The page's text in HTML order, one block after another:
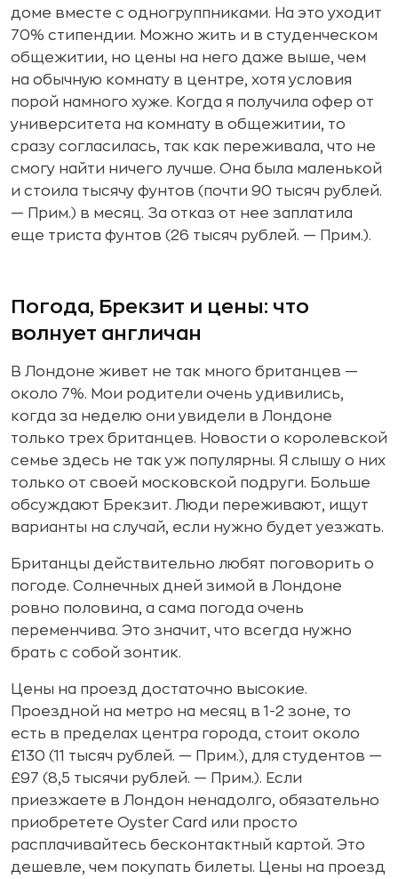
доме вместе с одногруппниками. На это уходит
70% стипендии. Можно жить и в студенческом
общежитии, но цены на него даже выше, чем
на обычную комнату в центре, хотя условия
порой намного хуже. Когда я получила офер от
университета на комнату в общежитии, то
сразу согласилась, так как переживала, что не
смогу найти ничего лучше. Она была маленькой
и стоила тысячу фунтов (почти 90 тысяч рублей.
— Прим.) в месяц. За отказ от нее заплатила
еще триста фунтов (26 тысяч рублей. — Прим.).
Погода, Брекзит и цены: что
волнует англичан
В Лондоне живет не так много британцев —
около 7%. Мои родители очень удивились,
когда за неделю они увидели в Лондоне
только трех британцев. Новости о королевской
семье здесь не так уж популярны. Я слышу о них
только от своей московской подруги. Больше
обсуждают Брекзит. Люди переживают, ищут
варианты на случай, если нужно будет уезжать.
Британцы действительно любят поговорить о
погоде. Солнечных дней зимой в Лондоне
ровно половина, а сама погода очень
переменчива. Это значит, что всегда нужно
брать с собой зонтик.
Цены на проезд достаточно высокие.
Проездной на метро на месяц в 1-2 зоне, то
есть в пределах центра города, стоит около
£130 (11 тысяч рублей. — Прим.), для студентов —
£97 (8,5 тысячи рублей. — Прим.). Если
приезжаете в Лондон ненадолго, обязательно
приобретете Oyster Сard или просто
расплачивайтесь бесконтактный картой. Это
дешевле, чем покупать билеты. Цены на проезд